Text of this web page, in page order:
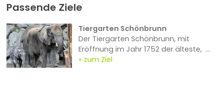
Passende Ziele
Tiergarten Schönbrunn
Der Tiergarten Schönbrunn, mit
Eröffnung im Jahr 1752 der älteste, ...
zum Ziel